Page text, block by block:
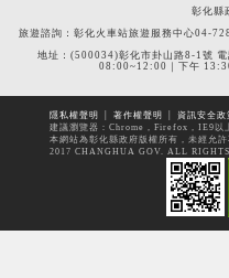
彰化縣
旅遊諮詢：彰化火車站旅遊服務中心04-
地址：(500034)彰化市卦山路8-1號
08:00~12:00｜下午
隱私權聲明 著作權聲明 資訊安全政
建議瀏覽器：Chrome，Firefox，IE9以
本網站為彰化縣政府版權所有，未經允
2017 CHANGHUA GOV. ALL RIGHTS